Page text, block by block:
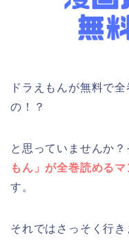
ドラえもんが無料で
の！？
と思っていませんか
もん」が全巻読める
す。
それではさっそく行き